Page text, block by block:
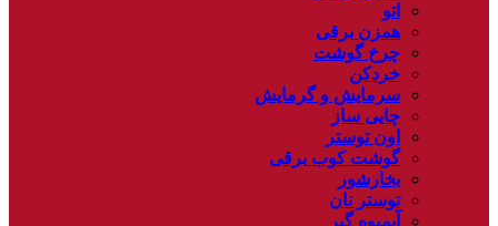
اتو
همزن برقی
چرخ گوشت
خردکن
سرمایش و گرمایش
چایی ساز
اون توستر
گوشت کوب برقی
بخارشور
توستر نان
آبمیوه گیر